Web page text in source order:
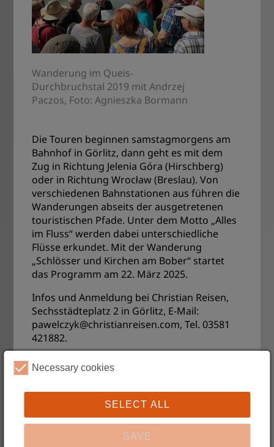
Wanderung im Queis-
Durchbruchstal 2019 mit Andrzej
Paczos, Foto: Agnieszka Bormann
Die Touren beginnen samstagmorgens am
Bahnhof in Görlitz, dann geht es mit dem
Zug in Richtung Jelenia Góra (Hirschberg)
oder in Richtung Wrocław (Breslau). Von
verschiedenen Bahnstationen aus führen die
Wanderungen abseits der ausgetretenen
touristischen Pfade. Unter dem Motto „Alles
im Fluss“ werden dabei unterschiedliche
Flüsse erkundet. Mit der Wanderung
„Schlösser und Kirchen am Bober“ startet
das Programm am 22. März 2025.
Infos und Anmeldung bei Christian Reisen,
Sechsstädteplatz 2 in Görlitz, E-Mail:
pawelczyk@christianreisen.com, Tel. 03581
421882.
Ausführliche Information
Spannende Geschichten, sehenswerte Orte
und pittoreske Landschaften mit der Bahn
und zu Fuß erkunden: Das Kulturreferat für
Schlesien am Schlesischen Museum zu
Necessary cookies
SELECT ALL
SAVE